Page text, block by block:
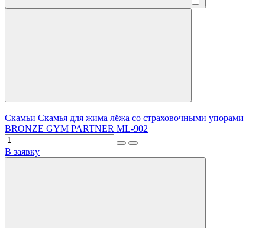
Скамьи Скамья для жима лёжа со страховочными упорами
BRONZE GYM PARTNER ML-902
В заявку